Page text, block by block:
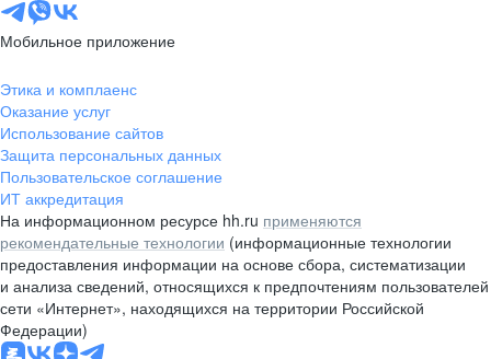
Мобильное приложение
Этика и комплаенс
Оказание услуг
Использование сайтов
Защита персональных данных
Пользовательское соглашение
ИТ аккредитация
На информационном ресурсе hh.ru применяются
рекомендательные технологии (информационные технологии
предоставления информации на основе сбора, систематизации
и анализа сведений, относящихся к предпочтениям пользователей
сети «Интернет», находящихся на территории Российской
Федерации)